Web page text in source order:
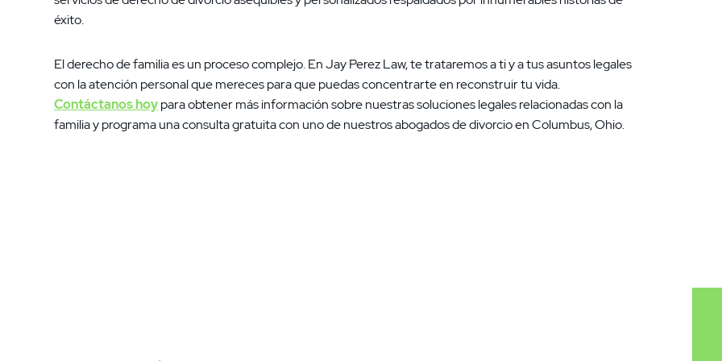
éxito.
El derecho de familia es un proceso complejo. En Jay Perez Law, te trataremos a ti y a tus asuntos legales
con la atención personal que mereces para que puedas concentrarte en reconstruir tu vida.
Contáctanos hoypara obtener más información sobre nuestras soluciones legales relacionadas con la
familia y programa una consulta gratuita con uno de nuestros abogados de divorcio en Columbus, Ohio.